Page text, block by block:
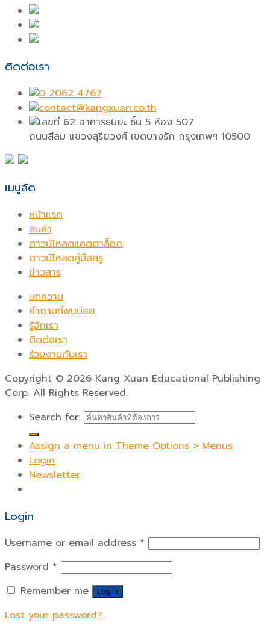
ติดต่อเรา
0 2062 4767
contact@kangxuan.co.th
เลขที่ 62 อาคารธนิยะ ชั้น 5 ห้อง 507
ถนนสีลม แขวงสุริยวงศ์ เขตบางรัก กรุงเทพฯ 10500
เมนูลัด
หน้าแรก
สินค้า
ดาวน์โหลดแคตตาล็อก
ดาวน์โหลดคู่มือครู
ข่าวสาร
บทความ
คำถามที่พบบ่อย
รู้จักเรา
ติดต่อเรา
ร่วมงานกับเรา
Copyright © 2026 Kang Xuan Educational Publishing
Corp. All Rights Reserved.
Search for:
Assign a menu in Theme Options > Menus
Login
Newsletter
Login
Username or email address *
Password *
Remember me
Log in
Lost your password?